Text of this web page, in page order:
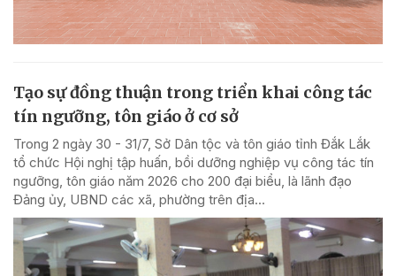
Tạo sự đồng thuận trong triển khai công tác
tín ngưỡng, tôn giáo ở cơ sở
Trong 2 ngày 30 - 31/7, Sở Dân tộc và tôn giáo tỉnh Đắk Lắk
tổ chức Hội nghị tập huấn, bồi dưỡng nghiệp vụ công tác tín
ngưỡng, tôn giáo năm 2026 cho 200 đại biểu, là lãnh đạo
Đảng ủy, UBND các xã, phường trên địa...